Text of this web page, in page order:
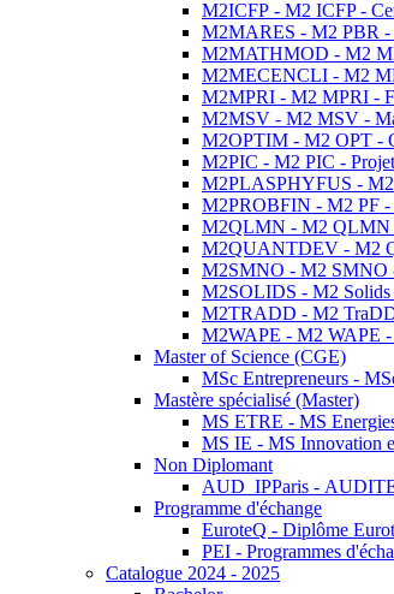
M2ICFP - M2 ICFP -
M2MARES - M2 PBR -
M2MATHMOD - M2
M2MECENCLI - M2
M2MPRI - M2 MPRI -
M2MSV - M2 MSV -
M2OPTIM - M2 OPT -
M2PIC - M2 PIC -
M2PLASPHYFUS - M2
M2PROBFIN - M2 PF -
M2QLMN - M2 QLMN -
M2QUANTDEV - M2
M2SMNO - M2 SMNO
M2SOLIDS - M2 Solids
M2TRADD - M2 TraDD
M2WAPE - M2 WAPE -
Master of Science (CGE)
MSc Entrepreneurs -
Mastère spécialisé (Master)
MS ETRE - MS
MS IE - MS Innovation
Non Diplomant
AUD_IPParis -
Programme d'échange
EuroteQ - Diplôme
PEI - Programmes
Catalogue 2024 - 2025